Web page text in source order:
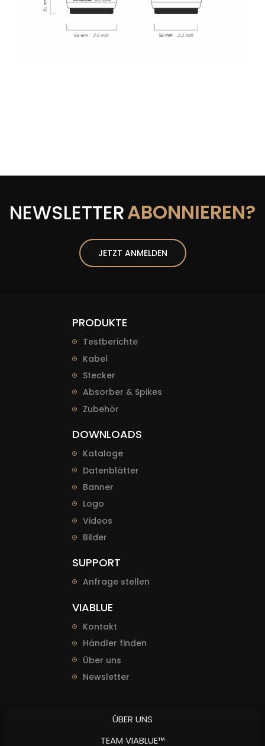
NEWSLETTERABONNIEREN?
JETZT ANMELDEN
PRODUKTE
Testberichte
Kabel
Stecker
Absorber & Spikes
Zubehör
DOWNLOADS
Kataloge
Datenblätter
Banner
Logo
Videos
Bilder
SUPPORT
Anfrage stellen
VIABLUE
Kontakt
Händler finden
Über uns
Newsletter
ÜBER UNS
TEAM VIABLUE™